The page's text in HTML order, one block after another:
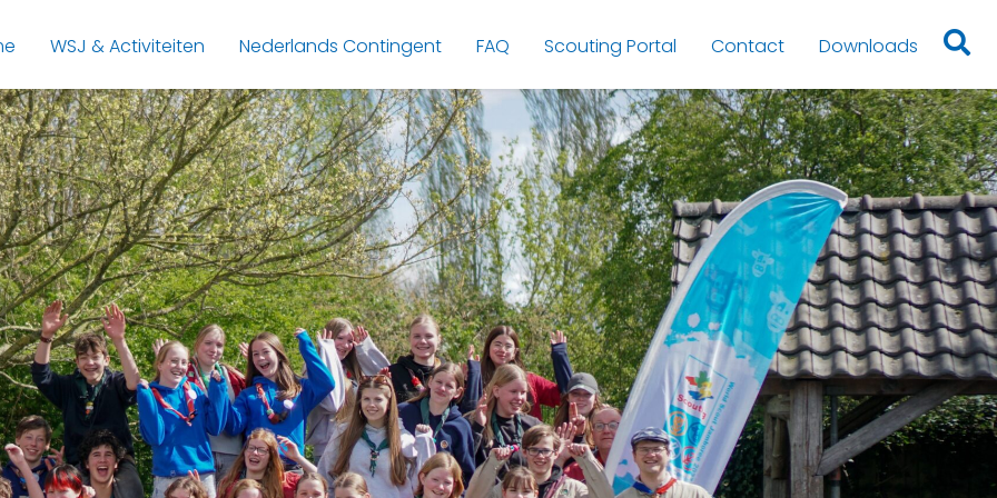
WSJ & Activiteiten Nederlands Contingent FAQ Scouting Portal Contact Downloads